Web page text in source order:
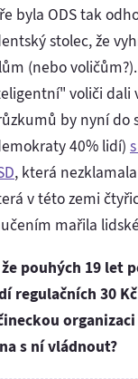
byla ODS tak
stolec, že
(nebo
voliči dali
by nyní do
40% lidí)
, která
v této zemi
mařila
pouhých 19 let
regulačních 30
s ní vládnout?